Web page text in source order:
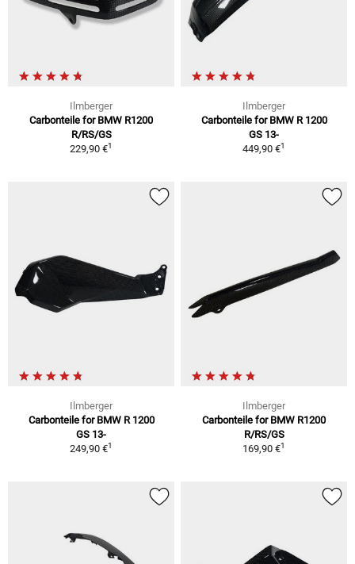
Ilmberger
Carbonteile for BMW R1200
R/RS/GS
229,90 €1
Ilmberger
Carbonteile for BMW R 1200
GS 13-
449,90 €1
Ilmberger
Carbonteile for BMW R 1200
GS 13-
249,90 €1
Ilmberger
Carbonteile for BMW R1200
R/RS/GS
169,90 €1